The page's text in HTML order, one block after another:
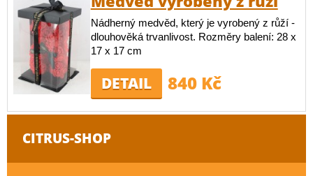
Nádherný medvěd, který je vyrobený z růží -
dlouhověká trvanlivost. Rozměry balení: 28 x
17 x 17 cm
DETAIL 840 Kč
CITRUS-SHOP